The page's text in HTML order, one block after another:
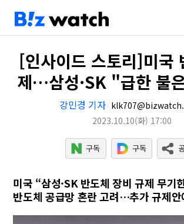
[인사이드 스토리]미국
제…삼성·SK "급한 불
강민경 기자
2023.10.10(화) 17:00
미국 “삼성·SK 반도체 장비 규제 무기
반도체 공급망 혼란 고려…추가 규제안